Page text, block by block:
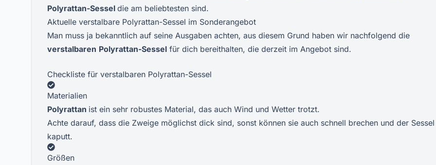
Polyrattan-Sessel die am beliebtesten sind.
Aktuelle verstalbare Polyrattan-Sessel im Sonderangebot
Man muss ja bekanntlich auf seine Ausgaben achten, aus diesem Grund haben wir nachfolgend die
verstalbaren Polyrattan-Sessel für dich bereithalten, die derzeit im Angebot sind.
Checkliste für verstalbaren Polyrattan-Sessel
Materialien
Polyrattan ist ein sehr robustes Material, das auch Wind und Wetter trotzt.
Achte darauf, dass die Zweige möglichst dick sind, sonst können sie auch schnell brechen und der
kaputt.
Größen